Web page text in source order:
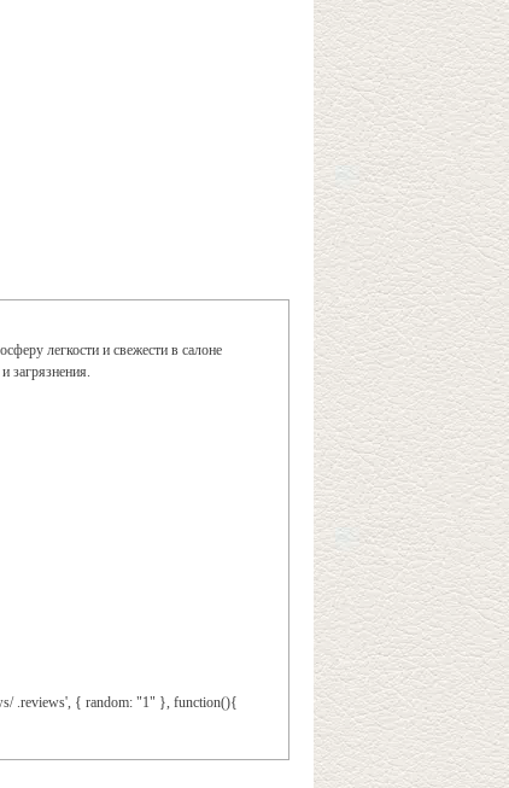
легкости и свежести в салоне
загрязнения.
.reviews', { random: "1" }, function(){